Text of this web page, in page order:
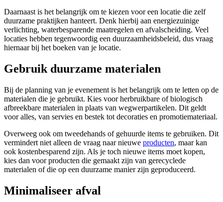
Daarnaast is het belangrijk om te kiezen voor een locatie die zelf
duurzame praktijken hanteert. Denk hierbij aan energiezuinige
verlichting, waterbesparende maatregelen en afvalscheiding. Veel
locaties hebben tegenwoordig een duurzaamheidsbeleid, dus vraag
hiernaar bij het boeken van je locatie.
Gebruik duurzame materialen
Bij de planning van je evenement is het belangrijk om te letten op de
materialen die je gebruikt. Kies voor herbruikbare of biologisch
afbreekbare materialen in plaats van wegwerpartikelen. Dit geldt
voor alles, van servies en bestek tot decoraties en promotiemateriaal.
Overweeg ook om tweedehands of gehuurde items te gebruiken. Dit
vermindert niet alleen de vraag naar nieuwe producten, maar kan
ook kostenbesparend zijn. Als je toch nieuwe items moet kopen,
kies dan voor producten die gemaakt zijn van gerecyclede
materialen of die op een duurzame manier zijn geproduceerd.
Minimaliseer afval